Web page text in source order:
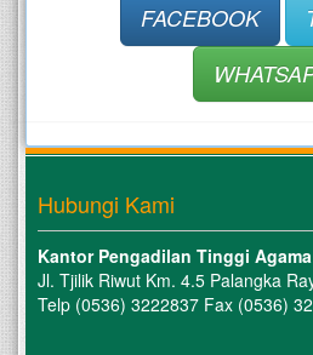
FACEBOOK
Hubungi Kami
Kantor Pengadilan Tinggi
Jl. Tjilik Riwut Km. 4.5 Palangka
Telp (0536) 3222837 Fax (0536)